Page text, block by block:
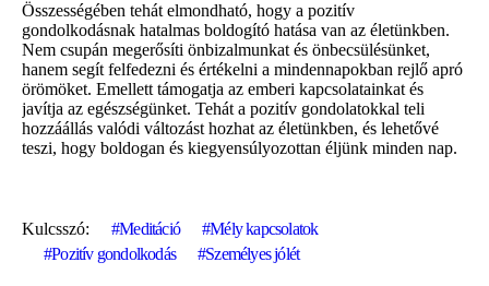
Összességében tehát elmondható, hogy a pozitív
gondolkodásnak hatalmas boldogító hatása van az életünkben.
Nem csupán megerősíti önbizalmunkat és önbecsülésünket,
hanem segít felfedezni és értékelni a mindennapokban rejlő apró
örömöket. Emellett támogatja az emberi kapcsolatainkat és
javítja az egészségünket. Tehát a pozitív gondolatokkal teli
hozzáállás valódi változást hozhat az életünkben, és lehetővé
teszi, hogy boldogan és kiegyensúlyozottan éljünk minden nap.
Kulcsszó: Meditáció
Mély kapcsolatok
Pozitív gondolkodás
Személyes jólét